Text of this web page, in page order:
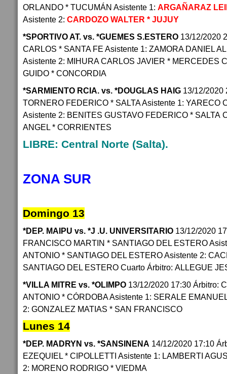
ORLANDO * TUCUMÁN Asistente 1: ARGAÑARAZ
Asistente 2: CARDOZO WALTER * JUJUY
*SPORTIVO AT. vs. *GUEMES S.ESTERO 13/12/2020
CARLOS * SANTA FE Asistente 1: ZAMORA DANIEL
Asistente 2: MIHURA CARLOS JAVIER * MERCEDES
GUIDO * CONCORDIA
*SARMIENTO RCIA. vs. *DOUGLAS HAIG 13/12/2020
TORNERO FEDERICO * SALTA Asistente 1: YARECO
Asistente 2: BENITES GUSTAVO FEDERICO * SALTA
ANGEL * CORRIENTES
LIBRE: Central Norte (Salta).
ZONA SUR
Domingo 13
*DEP. MAIPU vs. *J .U. UNIVERSITARIO 13/12/2020
FRANCISCO MARTIN * SANTIAGO DEL ESTERO
ANTONIO * SANTIAGO DEL ESTERO Asistente 2:
SANTIAGO DEL ESTERO Cuarto Árbitro: ALLEGUE
*VILLA MITRE vs. *OLIMPO 13/12/2020 17:30 Árbitro:
ANTONIO * CÓRDOBA Asistente 1: SERALE
2: GONZALEZ MATIAS * SAN FRANCISCO
Lunes 14
*DEP. MADRYN vs. *SANSINENA 14/12/2020 17:10
EZEQUIEL * CIPOLLETTI Asistente 1: LAMBERTI
2: MORENO RODRIGO * VIEDMA